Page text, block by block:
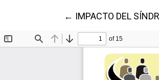
← Volver a los detalles
IMPACTO DEL